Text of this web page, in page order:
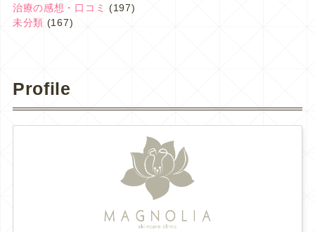
治療の感想・口コミ
(197)
未分類 (167)
Profile